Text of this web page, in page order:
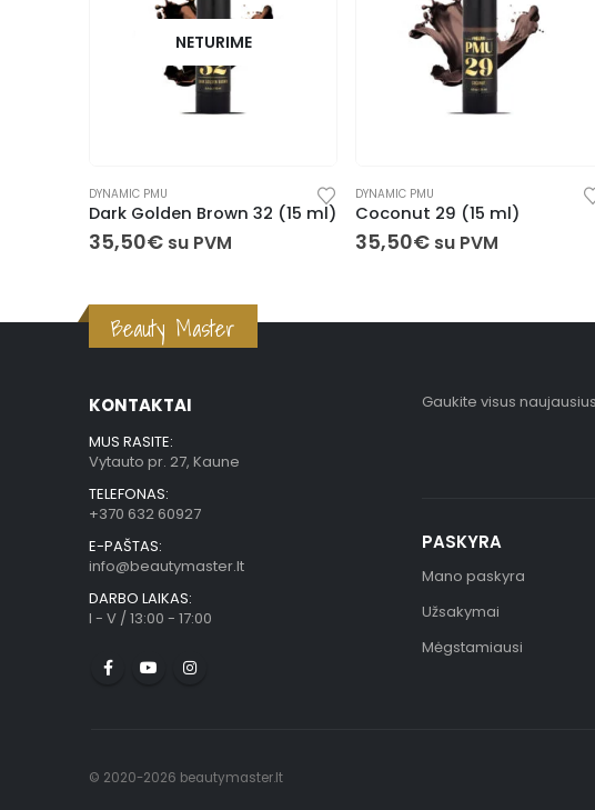
NETURIME
DYNAMIC PMU
Dark Golden Brown 32 (15 ml)
35,50€ su PVM
DYNAMIC PMU
Coconut 29 (15 ml)
35,50€ su PVM
Beauty Master
KONTAKTAI
MUS RASITE:
Vytauto pr. 27, Kaune
TELEFONAS:
+370 632 60927
E-PAŠTAS:
info@beautymaster.lt
DARBO LAIKAS:
I - V / 13:00 - 17:00
Gaukite visus
PASKYRA
Mano paskyra
Užsakymai
Mėgstamiausi
© 2020-2026 beautymaster.lt